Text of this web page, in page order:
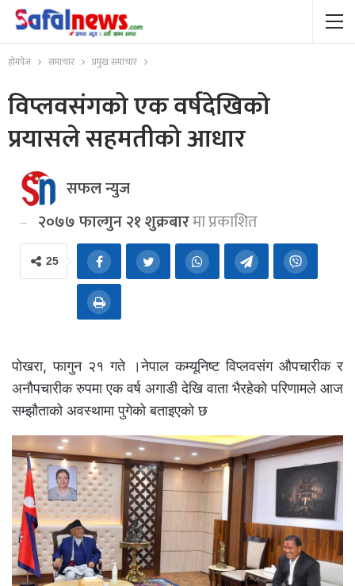
होमपेज समाचार प्रमुख समाचार
विप्लवसंगको एक वर्षदेखिको
प्रयासले सहमतीको आधार
सफल न्युज
२०७७ फाल्गुन २१ शुक्रबारमा प्रकाशित
25
पोखरा, फागुन २१ गते ।नेपाल कम्यूनिष्ट विप्लवसंग औपचारीक र
अनौपचारीक रुपमा एक वर्ष अगाडी देखि वाता भैरहेको परिणामले आज
सम्झौताको अवस्थामा पुगेको बताइएको छ